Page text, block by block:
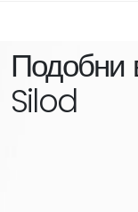
Подобни
Silod